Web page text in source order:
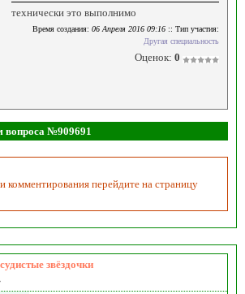
технически это выполнимо
Время создания: 06 Апреля 2016 09:16 :: Тип участия:
Другая специальность
Оценок: 0
вопроса №909691
комментирования перейдите на страницу
звёздочки